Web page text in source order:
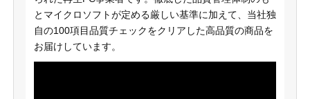
とマイクロソフトが定める厳しい基準に加えて、当社独
自の100項目品質チェックをクリアした高品質の商品を
お届けしています。